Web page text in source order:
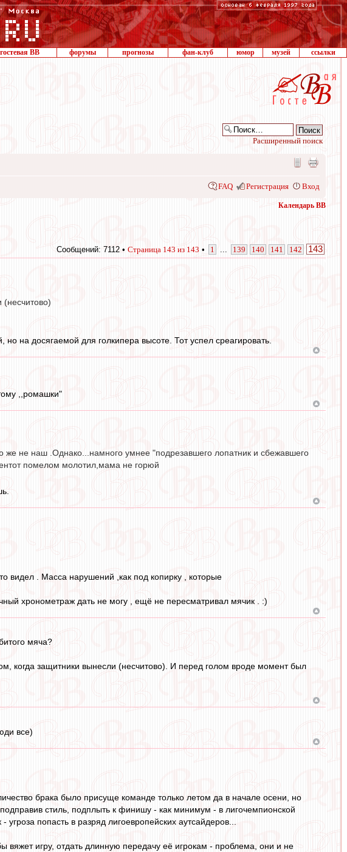
гостевая ВВ форумы прогнозы фан-клуб юмор музей ссылки
Расширенный поиск
FAQ Регистрация Вход
Календарь ВВ
Сообщений: 7112 • Страница 143 из 143 • 1 139 140 141 142 143
(несчитово)
на досягаемой для голкипера высоте. Тот успел среагировать.
,,ромашки"
не наш .Однако...намного умнее "подрезавшего лопатник и сбежавшего
помелом молотил,мама не горюй
видел . Масса нарушений ,как под копирку , которые
хронометраж дать не могу , ещё не пересматривал мячик . :)
мяча?
когда защитники вынесли (несчитово). И перед голом вроде момент был
все)
брака было присуще команде только летом да в начале осени, но
стиль, подплыть к финишу - как минимум - в лигочемпионской
попасть в разряд лигоевропейских аутсайдеров...
игру, отдать длинную передачу её игрокам - проблема, они и не